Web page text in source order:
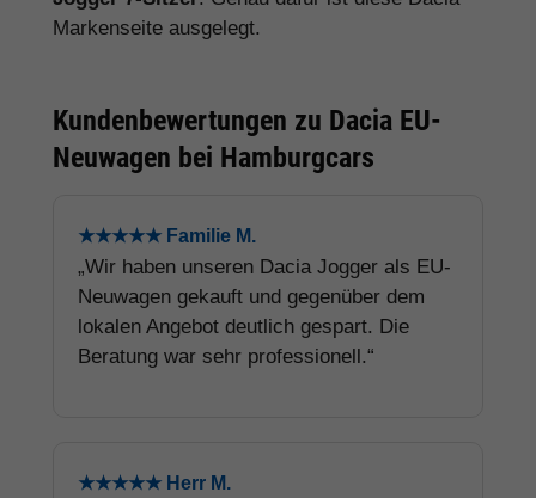
Markenseite ausgelegt.
Kundenbewertungen zu Dacia EU-
Neuwagen bei Hamburgcars
★★★★★ Familie M.
„Wir haben unseren Dacia Jogger als EU-
Neuwagen gekauft und gegenüber dem
lokalen Angebot deutlich gespart. Die
Beratung war sehr professionell.“
★★★★★ Herr M.